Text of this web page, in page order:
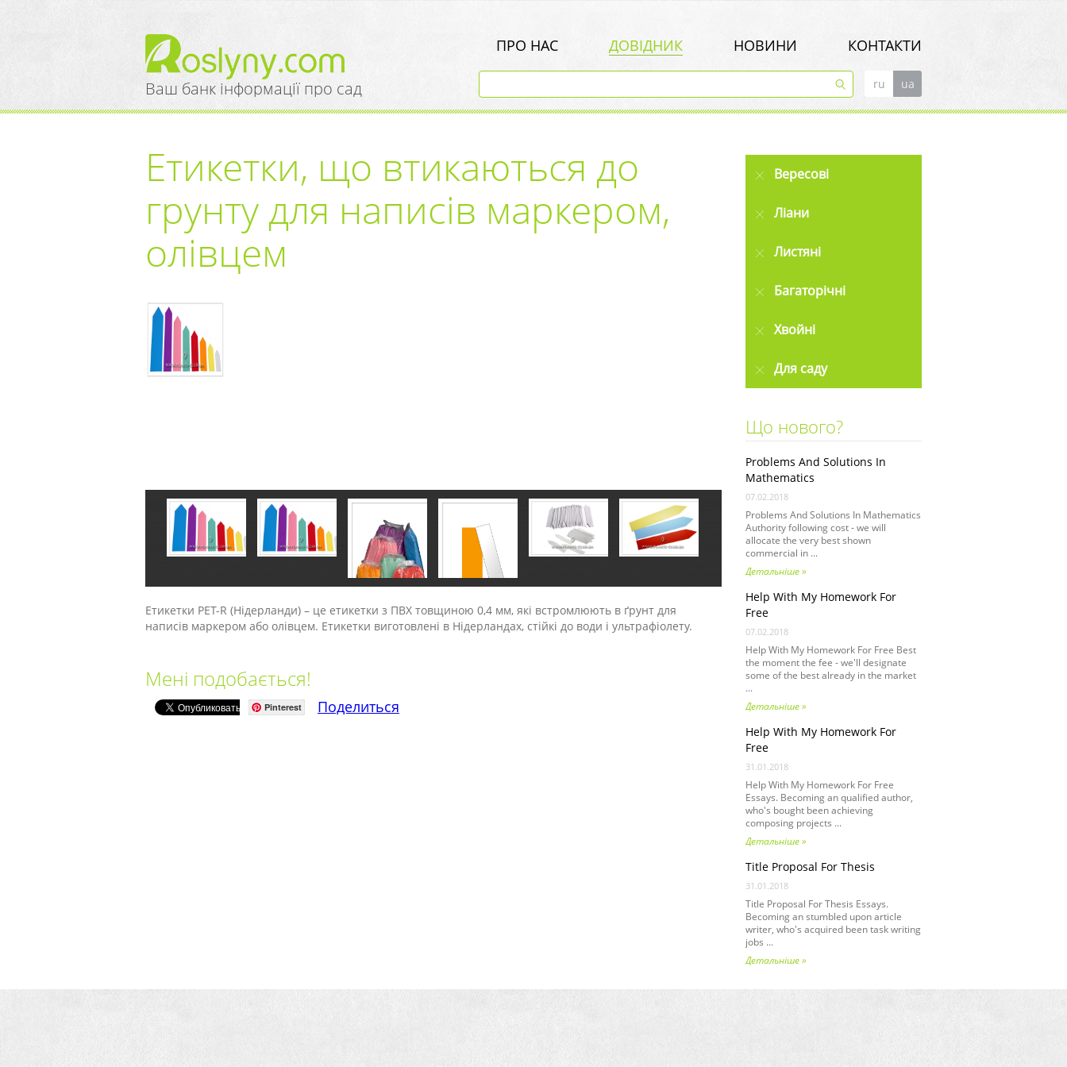
Ваш банк інформації про сад
ПРО НАС ДОВІДНИК НОВИНИ КОНТАКТИ
ru ua
Етикетки, що втикаються до
грунту для написів маркером,
олівцем
Етикетки PET-R (Нідерланди) – це етикетки з ПВХ товщиною 0,4 мм, які встромлюють в ґрунт для
написів маркером або олівцем. Етикетки виготовлені в Нідерландах, стійкі до води і ультрафіолету.
Мені подобається!
Pinterest Поделиться
Вересові
Ліани
Листяні
Багаторічні
Хвойні
Для саду
Що нового?
Problems And Solutions In
Mathematics
07.02.2018
Problems And Solutions In Mathematics
Authority following cost - we will
allocate the very best shown
commercial in ...
Детальніше »
Help With My Homework For
Free
07.02.2018
Help With My Homework For Free Best
the moment the fee - we'll designate
some of the best already in the market
...
Детальніше »
Help With My Homework For
Free
31.01.2018
Help With My Homework For Free
Essays. Becoming an qualified author,
who's bought been achieving
composing projects ...
Детальніше »
Title Proposal For Thesis
31.01.2018
Title Proposal For Thesis Essays.
Becoming an stumbled upon article
writer, who's acquired been task writing
jobs ...
Детальніше »